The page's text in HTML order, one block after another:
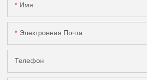
Имя
Электронная Почта
Телефон